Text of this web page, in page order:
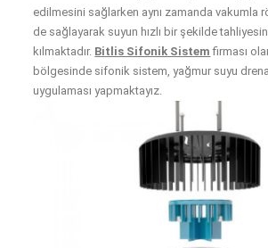
edilmesini sağlarken aynı zamanda vakumla
de sağlayarak suyun hızlı bir şekilde
kılmaktadır. Bitlis Sifonik Sistem firması
bölgesinde sifonik sistem, yağmur suyu
uygulaması yapmaktayız.